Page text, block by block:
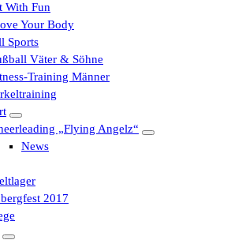
With Fun
Your Body
Sports
Väter & Söhne
Training Männer
„Flying Angelz“
News
2017